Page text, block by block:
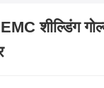
शील्डिंग